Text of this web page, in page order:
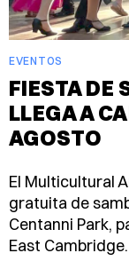
EVENTOS
FIESTA DE
LLEGA A
AGOSTO
El Multicultural
gratuita de
Centanni Park,
East Cambridge.